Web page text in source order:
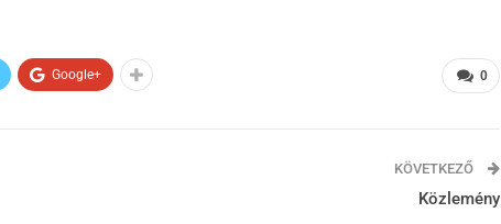
0
Google+
KÖVETKEZŐ
Közlemény